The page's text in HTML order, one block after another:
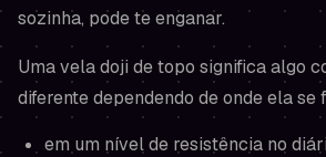
sozinha, pode te enganar.
Uma vela doji de topo significa algo
diferente dependendo deonde ela se
em um nível de resistência no